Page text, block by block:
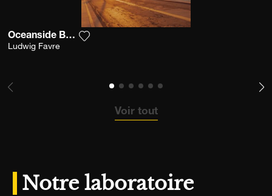
Oceanside Boardwalk
Ludwig Favre
Voir tout
Notre laboratoire